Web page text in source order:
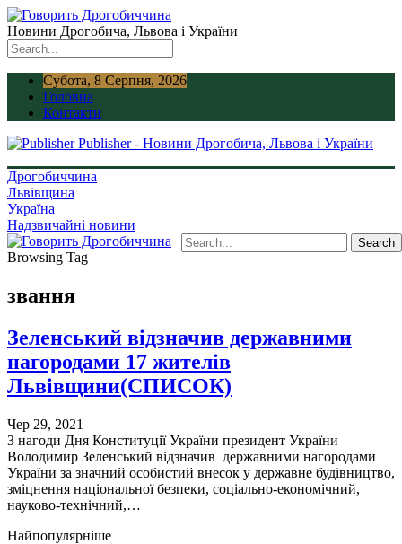
Новини Дрогобича, Львова і України
Субота, 8 Серпня, 2026
Головна
Контакти
Publisher - Новини Дрогобича, Львова і України
Дрогобиччина
Львівщина
Україна
Надзвичайні новини
Browsing Tag
звання
Зеленський відзначив державними
нагородами 17 жителів
Львівщини(СПИСОК)
Чер 29, 2021
З нагоди Дня Конституції України президент України
Володимир Зеленський відзначив державними нагородами
України за значний особистий внесок у державне будівництво,
зміцнення національної безпеки, соціально-економічний,
науково-технічний,…
Найпопулярніше